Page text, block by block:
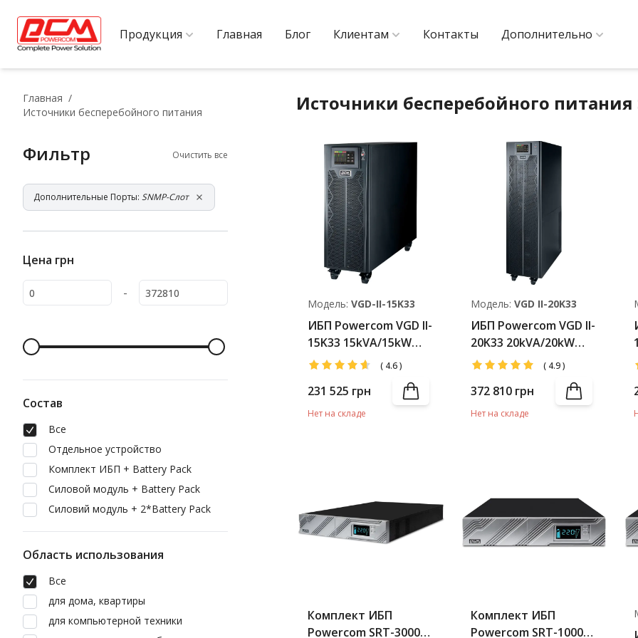
Продукция Главная Блог Клиентам Контакты Дополнительно
Главная
Источники бесперебойного питания
Фильтр Очистить все
Дополнительные Порты: SNMP-Слот
Цена грн
-
Состав
Все
Отдельное устройство
Комплект ИБП + Battery Pack
Силовой модуль + Battery Pack
Силовий модуль + 2*Battery Pack
Область использования
Все
для дома, квартиры
для компьютерной техники
Источники бесперебойного питания
Модель: VGD-II-15K33
ИБП Powercom VGD II-
15K33 15kVA/15kW
LCD (АКБ 40*7Ah)
( 4.6)
231 525 грн
Нет на складе
Модель: VGD II-20K33
ИБП Powercom VGD II-
20K33 20kVA/20kW
LCD (АКБ 40*12Ah)
( 4.9)
372 810 грн
Нет на складе
Комплект ИБП
Powercom SRT-3000A
Комплект ИБП
Powercom SRT-1000XL